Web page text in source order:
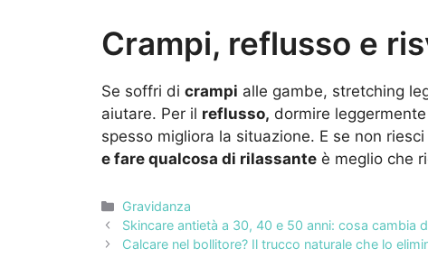
Crampi, reflusso e
Se soffri di crampi alle gambe, stretching
aiutare. Per il reflusso, dormire
spesso migliora la situazione. E se non
e fare qualcosa di rilassante è meglio che
Categorie
Gravidanza
Skincare antietà a 30, 40 e 50 anni: cosa cambia
Calcare nel bollitore? Il trucco naturale che lo